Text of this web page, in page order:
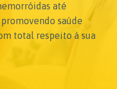
até
saúde
total respeito à sua